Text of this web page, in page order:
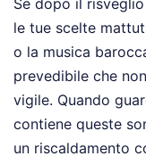
Se dopo il
le tue scelte
o la musica
prevedibile che
vigile. Quando
contiene queste
un riscaldamento